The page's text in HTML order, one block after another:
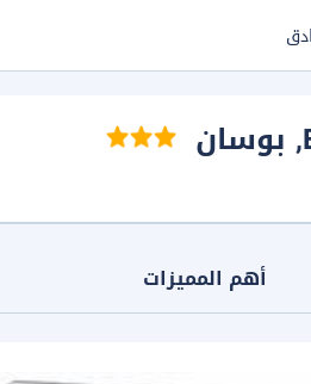
, بوسان
أهم المميزات